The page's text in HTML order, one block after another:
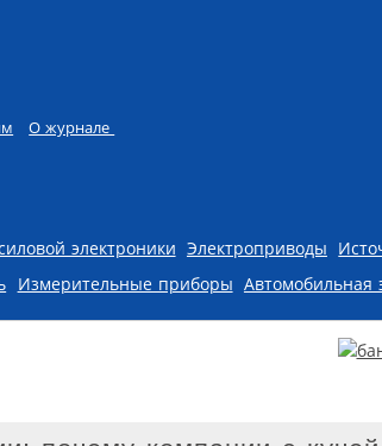
О журнале
электроники Электроприводы
Измерительные приборы Автомобильная